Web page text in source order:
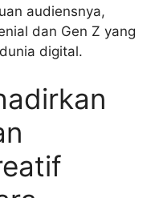
audiensnya,
dan Gen Z yang
digital.